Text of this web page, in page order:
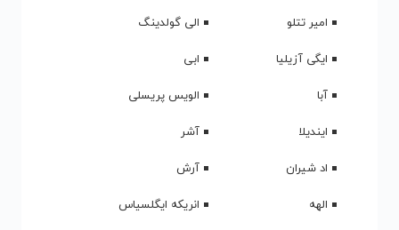
امیر تتلو
الی گولدینگ
ایگی آزیلیا
ابی
آبا
الویس پریسلی
ایندیلا
آشر
اد شیران
آرش
الهه
انریکه ایگلسیاس